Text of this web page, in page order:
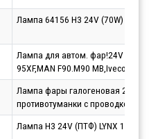
Лампа 64156 Н3 24V (70W)
Лампа для автом. фар!24V 70W
95XF,MAN F90.M90 MB,Iveco,Volvo
Лампа фары галогеновая 24V
противотуманки с проводком
Лампа H3 24V (ПТФ) LYNX